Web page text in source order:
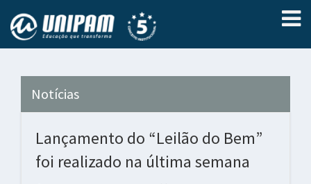
Notícias
Lançamento do “Leilão do Bem”
foi realizado na última semana